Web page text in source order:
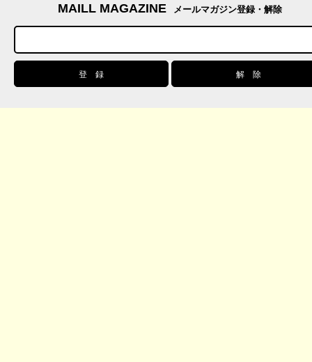
MAILL MAGAZINE メールマガジン登録・解除